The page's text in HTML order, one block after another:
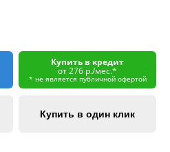
Купить в кредит
от 276 р./мес.*
* не является публичной офертой
Купить в один клик